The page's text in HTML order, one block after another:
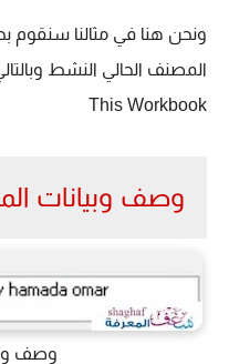
ونحن هنا في مثالنا سنقوم
المصنف الحالي النشط
This Workbook
وصف وبيانات
وصف